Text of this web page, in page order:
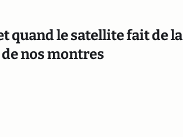
quand le satellite fait de la
de nos montres